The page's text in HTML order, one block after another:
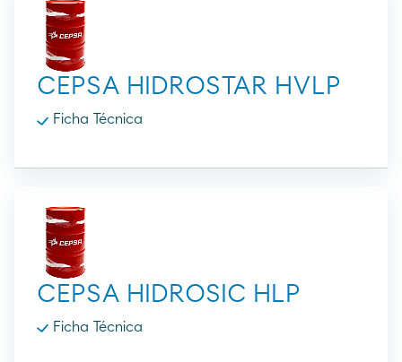
CEPSA HIDROSTAR HVLP
Ficha Técnica
CEPSA HIDROSIC HLP
Ficha Técnica